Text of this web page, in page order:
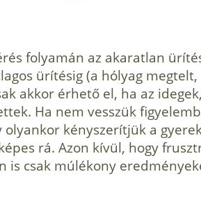
folyamán az akaratlan
ürítésig (a hólyag
akkor érhető el, ha az
Ha nem vesszük
kényszerítjük a
rá. Azon kívül, hogy
is csak múlékony